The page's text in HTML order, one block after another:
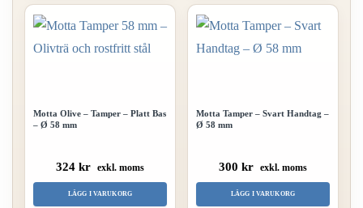
Motta Olive – Tamper – Platt Bas
– Ø 58 mm
324 kr exkl. moms
LÄGG I VARUKORG
Motta Tamper – Svart Handtag –
Ø 58 mm
300 kr exkl. moms
LÄGG I VARUKORG